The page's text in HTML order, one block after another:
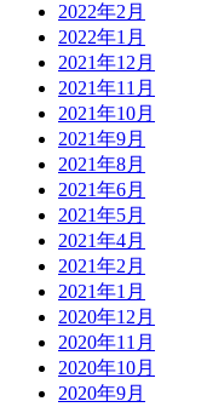
2022年2月
2022年1月
2021年12月
2021年11月
2021年10月
2021年9月
2021年8月
2021年6月
2021年5月
2021年4月
2021年2月
2021年1月
2020年12月
2020年11月
2020年10月
2020年9月